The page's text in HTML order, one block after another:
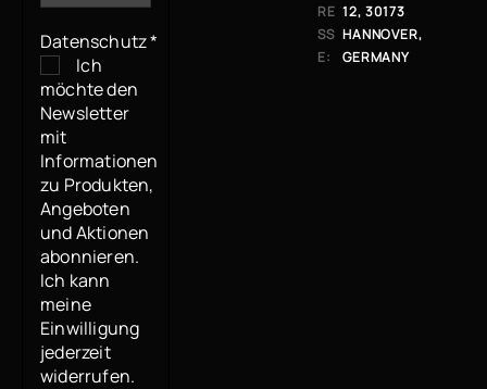
Datenschutz*
Ich
möchte den
Newsletter
mit
Informationen
zu Produkten,
Angeboten
und Aktionen
abonnieren.
Ich kann
meine
Einwilligung
jederzeit
widerrufen.
RE
SS
E:
2, 30173 H
ANNOVER, G
ERMANY